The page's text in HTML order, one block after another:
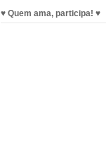
♥ Quem ama, participa! ♥